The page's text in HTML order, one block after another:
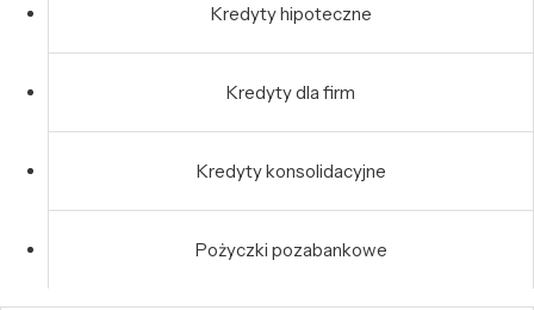
Kredyty hipoteczne
Kredyty dla firm
Kredyty konsolidacyjne
Pożyczki pozabankowe